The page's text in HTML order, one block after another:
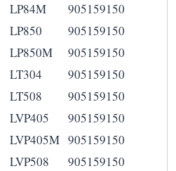
LP84M
905159150
LP850
905159150
LP850M
905159150
LT304
905159150
LT508
905159150
LVP405
905159150
LVP405M 905159150
LVP508
905159150